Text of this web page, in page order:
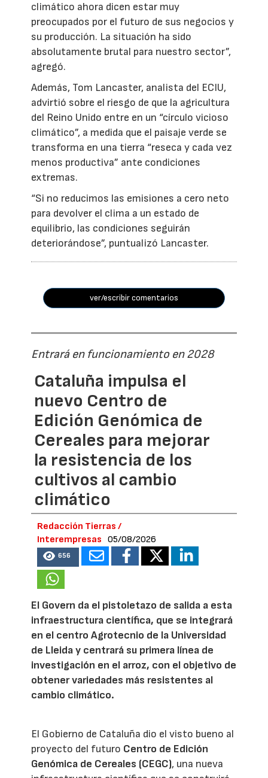
climático ahora dicen estar muy
preocupados por el futuro de sus negocios y
su producción. La situación ha sido
absolutamente brutal para nuestro sector”,
agregó.
Además, Tom Lancaster, analista del ECIU,
advirtió sobre el riesgo de que la agricultura
del Reino Unido entre en un “círculo vicioso
climático”, a medida que el paisaje verde se
transforma en una tierra “reseca y cada vez
menos productiva” ante condiciones
extremas.
“Si no reducimos las emisiones a cero neto
para devolver el clima a un estado de
equilibrio, las condiciones seguirán
deteriorándose”, puntualizó Lancaster.
ver/escribir comentarios
Entrará en funcionamiento en 2028
Cataluña impulsa el
nuevo Centro de
Edición Genómica de
Cereales para mejorar
la resistencia de los
cultivos al cambio
climático
Redacción Tierras /
Interempresas
05/08/2026
656
El Govern da el pistoletazo de salida a esta
infraestructura científica, que se integrará
en el centro Agrotecnio de la Universidad
de Lleida y centrará su primera línea de
investigación en el arroz, con el objetivo de
obtener variedades más resistentes al
cambio climático.
El Gobierno de Cataluña dio el visto bueno al
proyecto del futuro Centro de Edición
Genómica de Cereales (CEGC), una nueva